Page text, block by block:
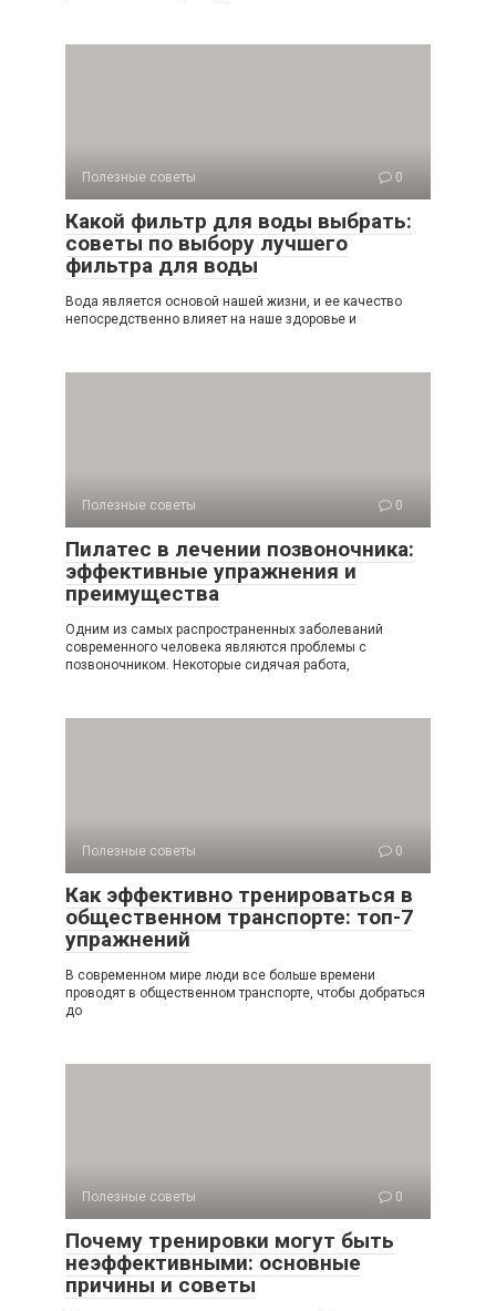
Полезные советы 0
Какой фильтр для воды выбрать:
советы по выбору лучшего
фильтра для воды
Вода является основой нашей жизни, и ее качество
непосредственно влияет на наше здоровье и
Полезные советы 0
Пилатес в лечении позвоночника:
эффективные упражнения и
преимущества
Одним из самых распространенных заболеваний
современного человека являются проблемы с
позвоночником. Некоторые сидячая работа,
Полезные советы 0
Как эффективно тренироваться в
общественном транспорте: топ-7
упражнений
В современном мире люди все больше времени
проводят в общественном транспорте, чтобы добраться
до
Полезные советы 0
Почему тренировки могут быть
неэффективными: основные
причины и советы